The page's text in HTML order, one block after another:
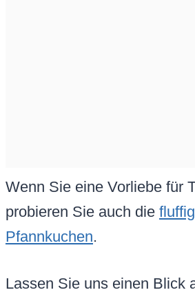
Wenn Sie eine Vorliebe für
probieren Sie auch die
Pfannkuchen.
Lassen Sie uns einen Blick